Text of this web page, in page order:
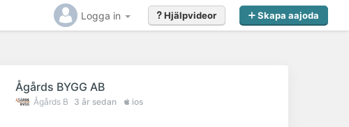
Logga in Skapa aajoda
Hjälpvideor
Ågårds BYGG AB
Ågårds B 3 år sedan ios